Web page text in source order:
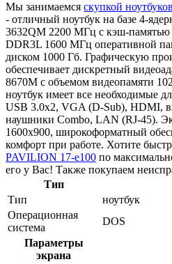
Мы занимаемся скупкой
- отличный ноутбук на базе 4-
3632QM 2200 МГц с кэш-
DDR3L 1600 МГц оперативной
диском 1000 Гб. Графическую
обеспечивает дискретный
8670M с объемом видеопамяти
ноутбук имеет все необходимые
USB 3.0x2, VGA (D-Sub), HDMI,
наушники Combo, LAN (RJ-45).
1600x900, широкоформатный
комфорт при работе. Хотите
PAVILION 17-e100 по
его у Вас! Также покупаем
Тип
Тип
ноутбук
Операционная
система
DOS
Параметры
экрана